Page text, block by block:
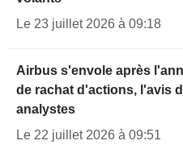
Le 23 juillet 2026 à 09:18
Airbus s'envole après
de rachat d'actions, l'avis
analystes
Le 22 juillet 2026 à 09:51